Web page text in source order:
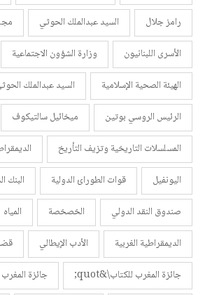
رامز جلال
السيد عبدالملك الحوثي
الأسرى اللبنانيون
وزارة الشؤون الاجتماعية
الهيئة الصحية الإسلامية
السيد عبدالملك
الرئيس الروسي بوتين
ميخائيل سالتيكوف
المسلسلات التاريخية وتزيف التأريخ
اليونفيل
قوات الطورائ الدولية
البنك
صندوق النقد الدولي
الخصخصة المياه
الديمقراطية الغربية
الأدب الإيطالي
جائزة المغرب للكتاب\&quot;
جائزة